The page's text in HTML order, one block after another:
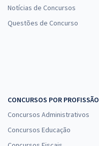
Notícias de Concursos
Questões de Concurso
CONCURSOS POR PROFISSÃO
Concursos Administrativos
Concursos Educação